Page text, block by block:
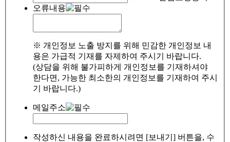
오류내용
※ 개인정보 노출 방지를 위해 민감한 개인정보 내
용은 가급적 기재를 자제하여 주시기 바랍니다.
(상담을 위해 불가피하게 개인정보를 기재하셔야
한다면, 가능한 최소한의 개인정보를 기재하여 주시
기 바랍니다.)
메일주소
작성하신 내용을 완료하시려면 [보내기] 버튼을, 수